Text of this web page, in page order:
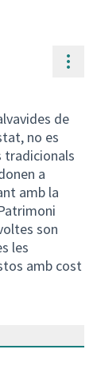
de
no es
tradicionals
a
amb la
son
les
amb cost